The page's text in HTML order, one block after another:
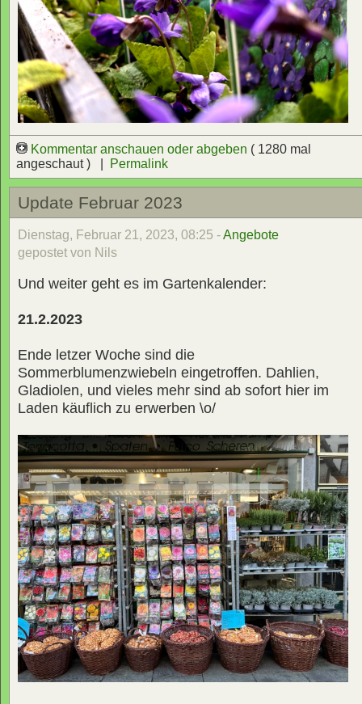
Kommentar anschauen oder abgeben ( 1280 mal
angeschaut ) |
Permalink
Update Februar 2023
Dienstag, Februar 21, 2023, 08:25 -Angebote
gepostet von Nils
Und weiter geht es im Gartenkalender:
21.2.2023
Ende letzer Woche sind die
Sommerblumenzwiebeln eingetroffen. Dahlien,
Gladiolen, und vieles mehr sind ab sofort hier im
Laden käuflich zu erwerben \o/